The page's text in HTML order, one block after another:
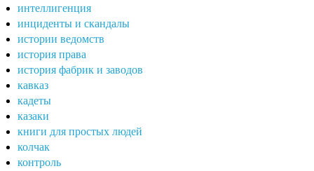
интеллигенция
инциденты и скандалы
истории ведомств
история права
история фабрик и заводов
кавказ
кадеты
казаки
книги для простых людей
колчак
контроль